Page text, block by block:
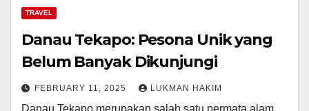
TRAVEL
Danau Tekapo: Pesona Unik yang
Belum Banyak Dikunjungi
FEBRUARY 11, 2025 LUKMAN HAKIM